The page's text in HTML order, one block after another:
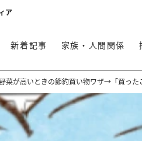
ア
新着記事 家族・人間関係
菜が高いときの節約買い物ワザ→「買った